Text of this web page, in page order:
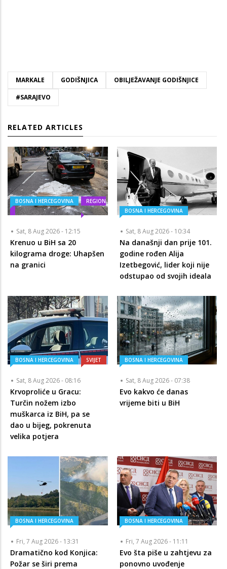
MARKALE GODIŠNJICA
OBILJEŽAVANJE GODIŠNJICE
#SARAJEVO
RELATED ARTICLES
BOSNA I HERCEGOVINA REGION
Sat, 8 Aug 2026 - 12:15
Krenuo u BiH sa 20
kilograma droge: Uhapšen
na granici
BOSNA I HERCEGOVINA
Sat, 8 Aug 2026 - 10:34
Na današnji dan prije 101.
godine rođen Alija
Izetbegović, lider koji nije
odstupao od svojih ideala
BOSNA I HERCEGOVINA SVIJET
Sat, 8 Aug 2026 - 08:16
Krvoproliće u Gracu:
Turčin nožem izbo
muškarca iz BiH, pa se
dao u bijeg, pokrenuta
velika potjera
BOSNA I HERCEGOVINA
Sat, 8 Aug 2026 - 07:38
Evo kakvo će danas
vrijeme biti u BiH
BOSNA I HERCEGOVINA
Fri, 7 Aug 2026 - 13:31
Dramatično kod Konjica:
Požar se širi prema
BOSNA I HERCEGOVINA
Fri, 7 Aug 2026 - 11:11
Evo šta piše u zahtjevu za
ponovno uvođenje